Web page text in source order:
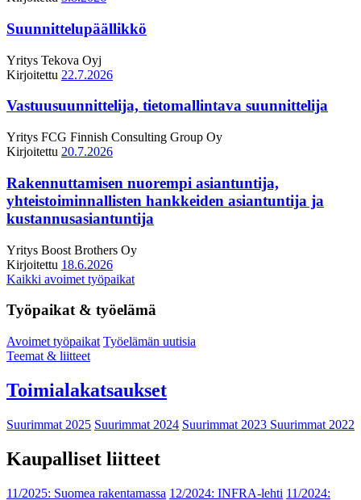
Suunnittelupäällikkö
Yritys Tekova Oyj
Kirjoitettu 22.7.2026
Vastuusuunnittelija, tietomallintava suunnittelija
Yritys FCG Finnish Consulting Group Oy
Kirjoitettu 20.7.2026
Rakennuttamisen nuorempi asiantuntija,
yhteistoiminnallisten hankkeiden asiantuntija ja
kustannusasiantuntija
Yritys Boost Brothers Oy
Kirjoitettu 18.6.2026
Kaikki avoimet työpaikat
Työpaikat & työelämä
Avoimet työpaikat Työelämän uutisia
Teemat & liitteet
Toimialakatsaukset
Suurimmat 2025 Suurimmat 2024 Suurimmat 2023 Suurimmat 2022
Kaupalliset liitteet
11/2025: Suomea rakentamassa 12/2024: INFRA-lehti 11/2024: